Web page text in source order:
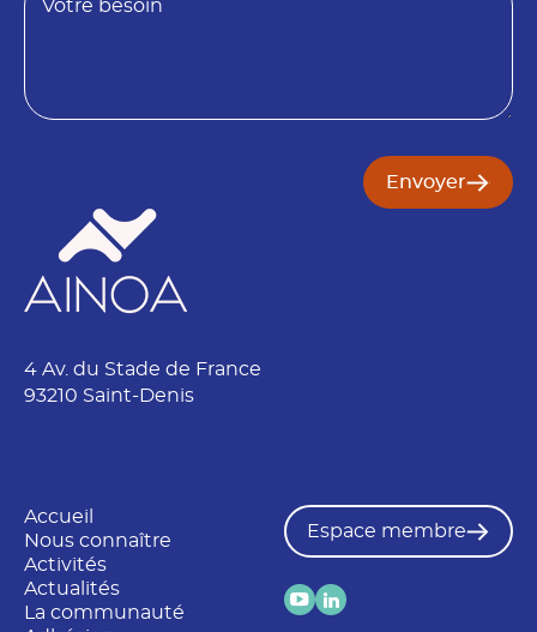
e
n
Envoyer
4 Av. du Stade de France
93210 Saint-Denis
Accueil
Nous connaître
Activités
Actualités
La communauté
Espace membre